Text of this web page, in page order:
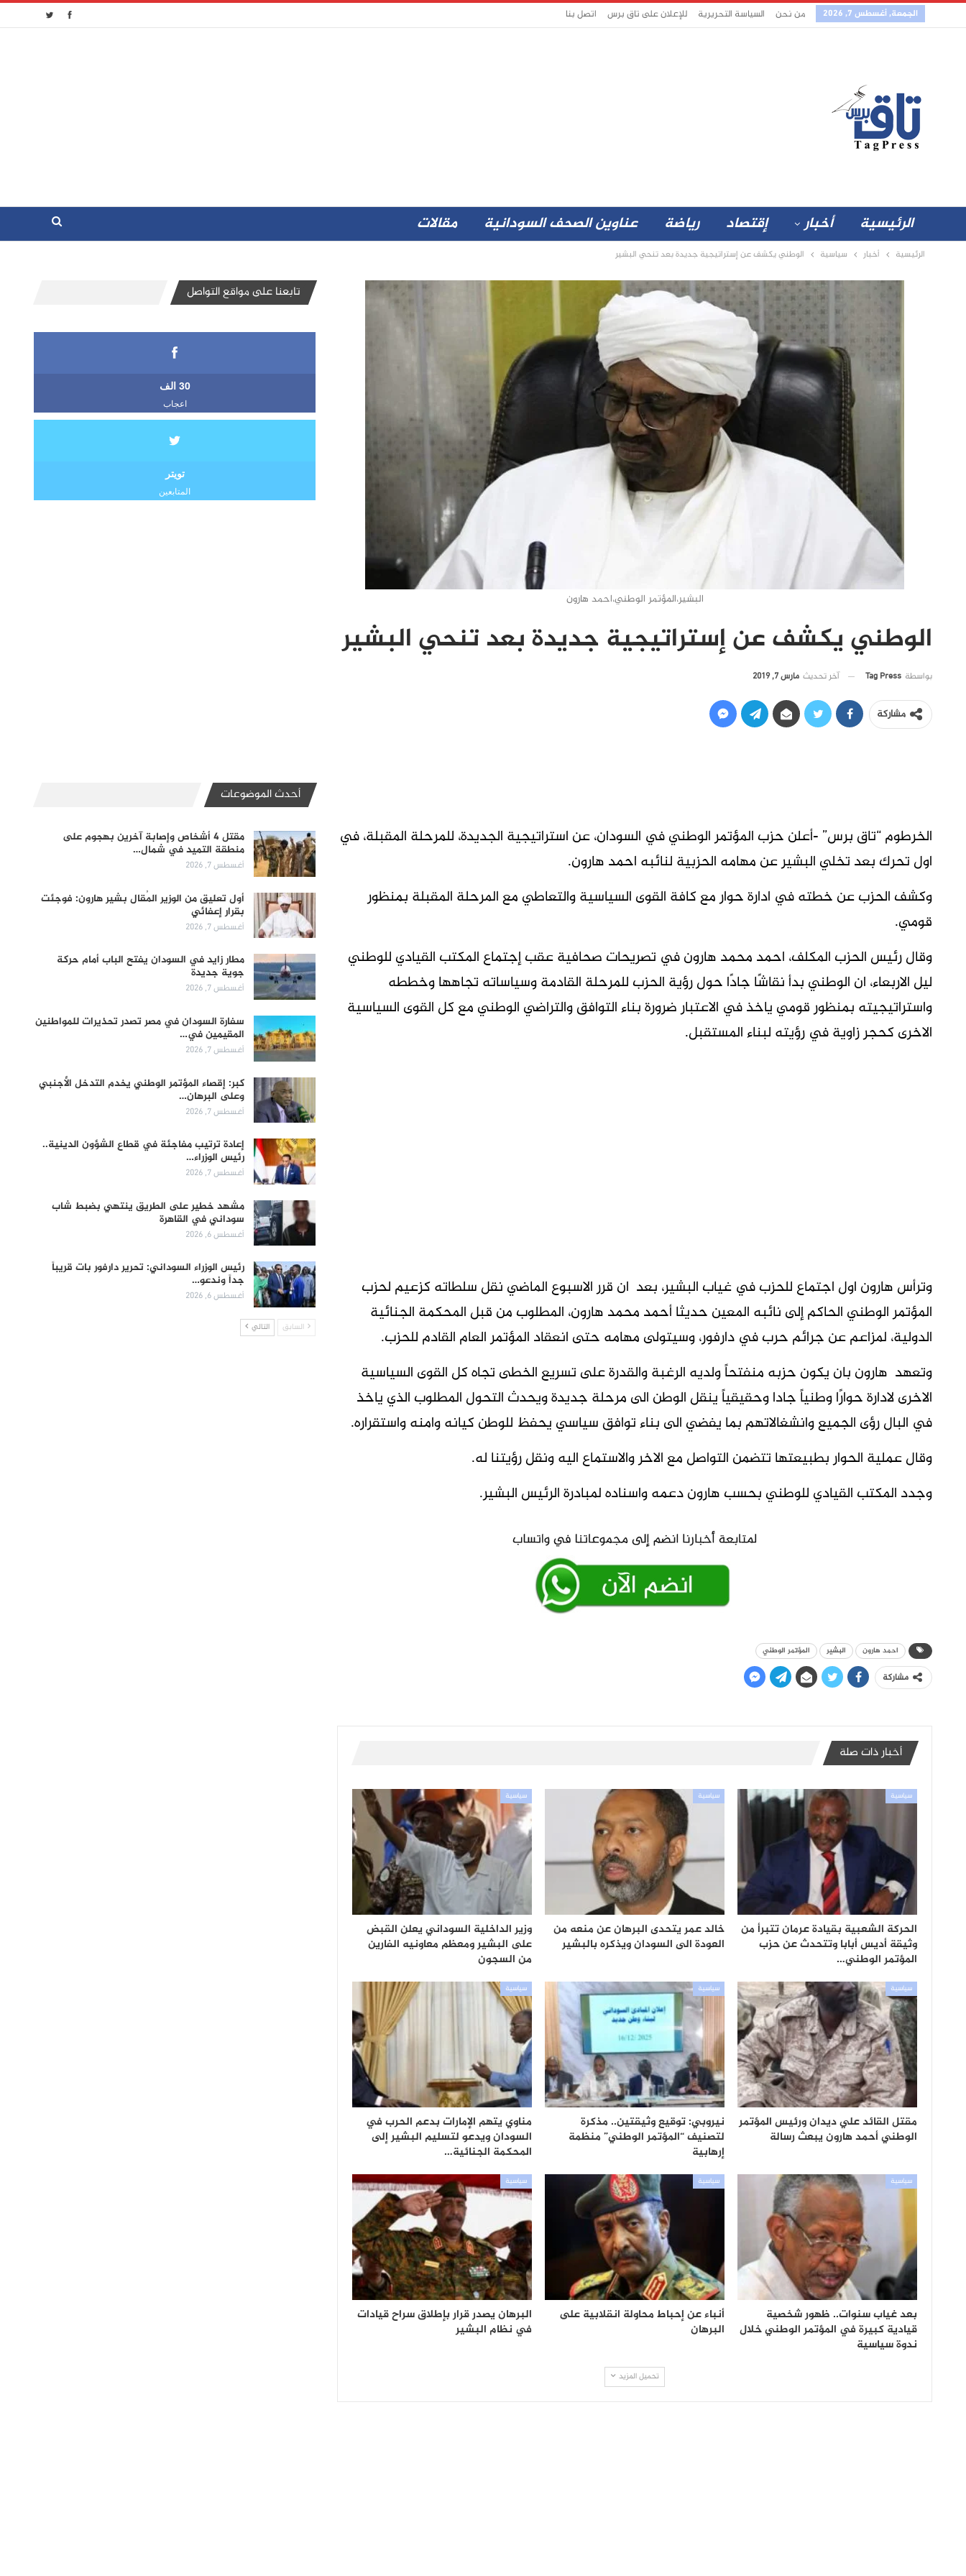
الجمعة, أغسطس 7, 2026 من نحن السياسة التحريرية للإعلان على تاق برس اتصل بنا
الرئيسية أخبار إقتصاد رياضة عناوين الصحف السودانية مقالات
الرئيسية أخبار سياسية الوطني يكشف عن إستراتيجية جديدة بعد تنحي البشير
البشير،المؤتمر الوطني،احمد هارون
الوطني يكشف عن إستراتيجية جديدة بعد تنحي البشير
بواسطة Tag Press آخر تحديث مارس 7, 2019
مشاركة
الخرطوم “تاق برس” -أعلن حزب المؤتمر الوطني في السودان، عن استراتيجية الجديدة، للمرحلة المقبلة، في
اول تحرك بعد تخلي البشير عن مهامه الحزبية لنائبه احمد هارون.
وكشف الحزب عن خطته في ادارة حوار مع كافة القوى السياسية والتعاطي مع المرحلة المقبلة بمنظور
قومي.
وقال رئيس الحزب المكلف، احمد محمد هارون في تصريحات صحافية عقب إجتماع المكتب القيادي للوطني
ليل الاربعاء، ان الوطني بدأ نقاشًا جادًا حول رؤية الحزب للمرحلة القادمة وسياساته تجاهها وخططه
واستراتيجيته بمنظور قومي ياخذ في الاعتبار ضرورة بناء التوافق والتراضي الوطني مع كل القوى السياسية
الاخرى كحجر زاوية في رؤيته لبناء المستقبل.
وترأس هارون اول اجتماع للحزب في غياب البشير، بعد ان قرر الاسبوع الماضي نقل سلطاته كزعيم لحزب
المؤتمر الوطني الحاكم إلى نائبه المعين حديثا أحمد محمد هارون، المطلوب من قبل المحكمة الجنائية
الدولية، لمزاعم عن جرائم حرب في دارفور، وسيتولى مهامه حتى انعقاد المؤتمر العام القادم للحزب.
وتعهد هارون بان يكون حزبه منفتحاً ولديه الرغبة والقدرة على تسريع الخطى تجاه كل القوى السياسية
الاخرى لادارة حوارًا وطنياً جادا وحقيقياً ينقل الوطن الى مرحلة جديدة ويحدث التحول المطلوب الذي ياخذ
في البال رؤى الجميع وانشغالاتهم بما يفضي الى بناء توافق سياسي يحفظ للوطن كيانه وامنه واستقراره.
وقال عملية الحوار بطبيعتها تتضمن التواصل مع الاخر والاستماع اليه ونقل رؤيتنا له.
وجدد المكتب القيادي للوطني بحسب هارون دعمه واسناده لمبادرة الرئيس البشير.
احمد هارون البشير المؤتمر الوطني
مشاركة
أخبار ذات صلة
سياسية
الحركة الشعبية بقيادة عرمان تتبرأ من
وثيقة أديس أبابا وتتحدث عن حزب
المؤتمر الوطني…
سياسية
خالد عمر يتحدى البرهان عن منعه من
العودة الى السودان ويذكره بالبشير
سياسية
وزير الداخلية السوداني يعلن القبض
على البشير ومعظم معاونيه الفارين
من السجون
سياسية
مقتل القائد علي ديدان ورئيس المؤتمر
الوطني أحمد هارون يبعث رسالة
سياسية
نيروبي: توقيع وثيقتين.. مذكرة
لتصنيف “المؤتمر الوطني” منظمة
إرهابية
سياسية
مناوي يتهم الإمارات بدعم الحرب في
السودان ويدعو لتسليم البشير إلى
المحكمة الجنائية…
سياسية
بعد غياب سنوات.. ظهور شخصية
قيادية كبيرة في المؤتمر الوطني خلال
ندوة سياسية
سياسية
أنباء عن إحباط محاولة انقلابية على
البرهان
سياسية
البرهان يصدر قرار بإطلاق سراح قيادات
في نظام البشير
تحميل المزيد
تابعنا على مواقع التواصل
30 الف
اعجاب
تويتر
المتابعين
أحدث الموضوعات
مقتل 4 أشخاص وإصابة آخرين بهجوم على
منطقة التميد في شمال…
أغسطس 7, 2026
أول تعليق من الوزير المُقال بشير هارون: فوجئت
بقرار إعفائي
أغسطس 7, 2026
مطار زايد في السودان يفتح الباب أمام حركة
جوية جديدة
أغسطس 7, 2026
سفارة السودان في مصر تصدر تحذيرات للمواطنين
المقيمين في…
أغسطس 7, 2026
كبر: إقصاء المؤتمر الوطني يخدم التدخل الأجنبي
وعلى البرهان…
أغسطس 7, 2026
إعادة ترتيب مفاجئة في قطاع الشؤون الدينية..
رئيس الوزراء…
أغسطس 7, 2026
مشهد خطير على الطريق ينتهي بضبط شاب
سوداني في القاهرة
أغسطس 6, 2026
رئيس الوزراء السوداني: تحرير دارفور بات قريباً
جداً وندعو…
أغسطس 6, 2026
السابق التالي